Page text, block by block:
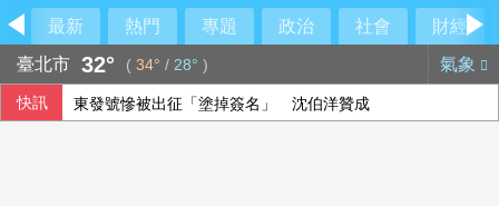
最新 熱門 專題 政治 社會
財經
臺北市 32° ( 34° / 28° ) 氣象
快訊 東發號慘被出征「塗掉簽名」 沈伯洋贊成